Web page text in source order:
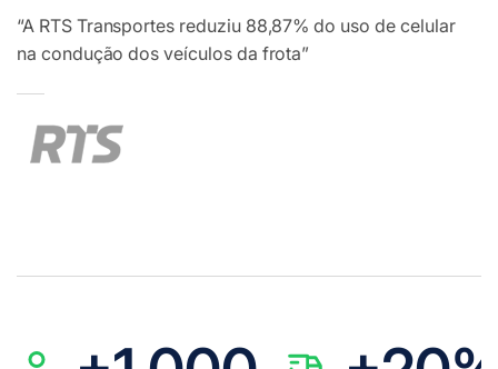
“A RTS Transportes reduziu 88,87% do uso de celular
na condução dos veículos da frota”